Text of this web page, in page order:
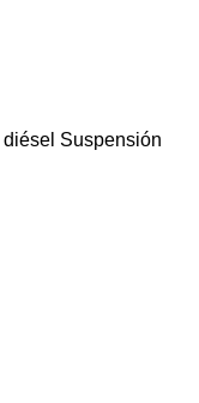
diésel Suspensión